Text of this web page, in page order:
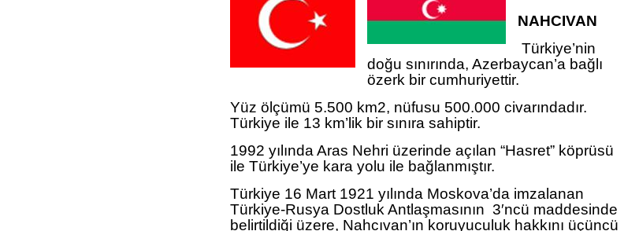
NAHCIVAN
Türkiye’nin
doğu sınırında, Azerbaycan’a bağlı
özerk bir cumhuriyettir.
Yüz ölçümü 5.500 km2, nüfusu 500.000 civarındadır.
Türkiye ile 13 km’lik bir sınıra sahiptir.
1992 yılında Aras Nehri üzerinde açılan “Hasret” köprüsü
ile Türkiye’ye kara yolu ile bağlanmıştır.
Türkiye 16 Mart 1921 yılında Moskova’da imzalanan
Türkiye-Rusya Dostluk Antlaşmasının 3′ncü maddesinde
belirtildiği üzere, Nahcıvan’ın koruyuculuk hakkını üçüncü